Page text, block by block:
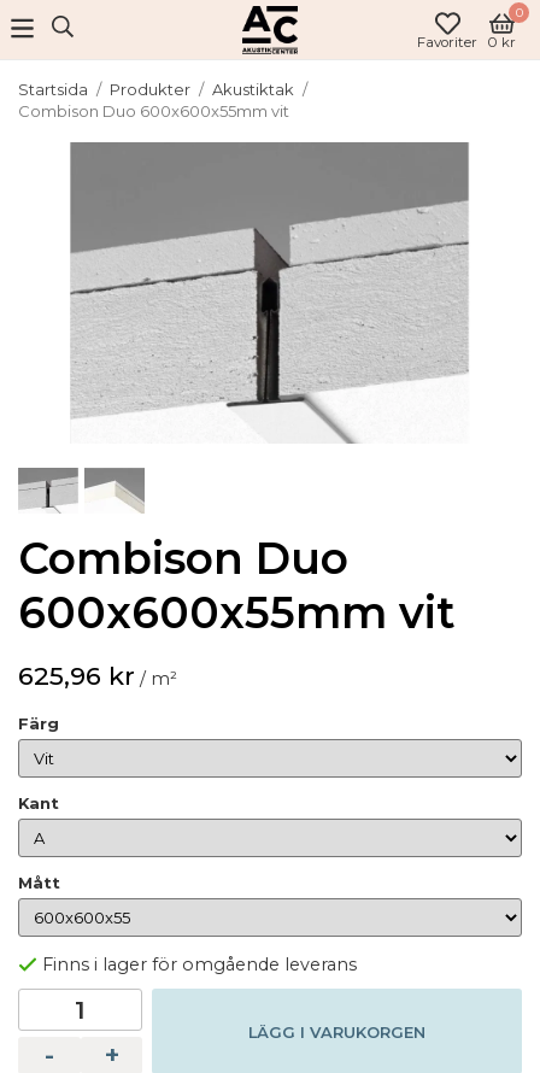
Favoriter
0
0 kr
Startsida / Produkter / Akustiktak /
Combison Duo 600x600x55mm vit
Combison Duo
600x600x55mm vit
625,96 kr / m²
Färg
Kant
Mått
Finns i lager för omgående leverans
- +
LÄGG I VARUKORGEN